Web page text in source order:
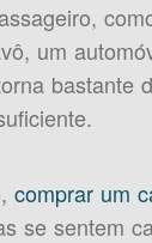
um
bastante
comprar um
se sentem